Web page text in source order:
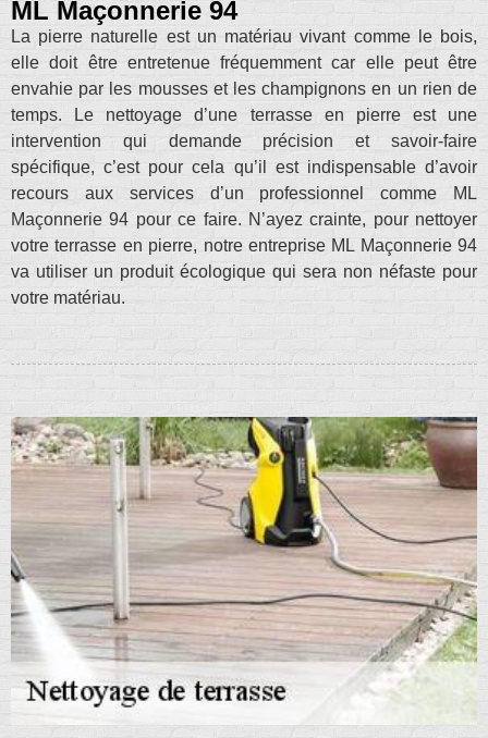
ML Maçonnerie 94
La pierre naturelle est un matériau vivant comme le bois,
elle doit être entretenue fréquemment car elle peut être
envahie par les mousses et les champignons en un rien de
temps. Le nettoyage d’une terrasse en pierre est une
intervention qui demande précision et savoir-faire
spécifique, c’est pour cela qu’il est indispensable d’avoir
recours aux services d’un professionnel comme ML
Maçonnerie 94 pour ce faire. N’ayez crainte, pour nettoyer
votre terrasse en pierre, notre entreprise ML Maçonnerie 94
va utiliser un produit écologique qui sera non néfaste pour
votre matériau.